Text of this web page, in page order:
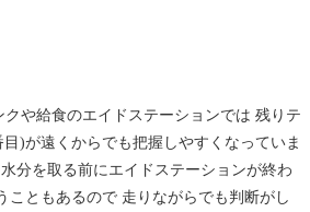
や給食のエイドステーションでは 残りテ
)が遠くからでも把握しやすくなっていま
分を取る前にエイドステーションが終わ
こともあるので 走りながらでも判断がし